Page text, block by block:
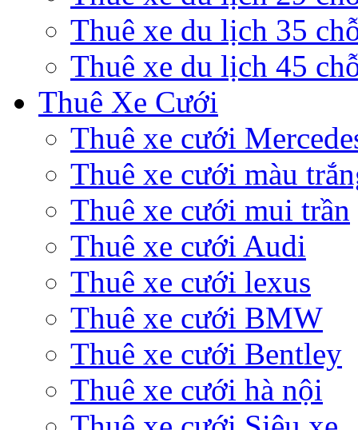
Thuê xe du lịch 35
Thuê xe du lịch 45
Thuê Xe Cưới
Thuê xe cưới
Thuê xe cưới màu
Thuê xe cưới mui trần
Thuê xe cưới Audi
Thuê xe cưới lexus
Thuê xe cưới BMW
Thuê xe cưới Bentley
Thuê xe cưới hà nội